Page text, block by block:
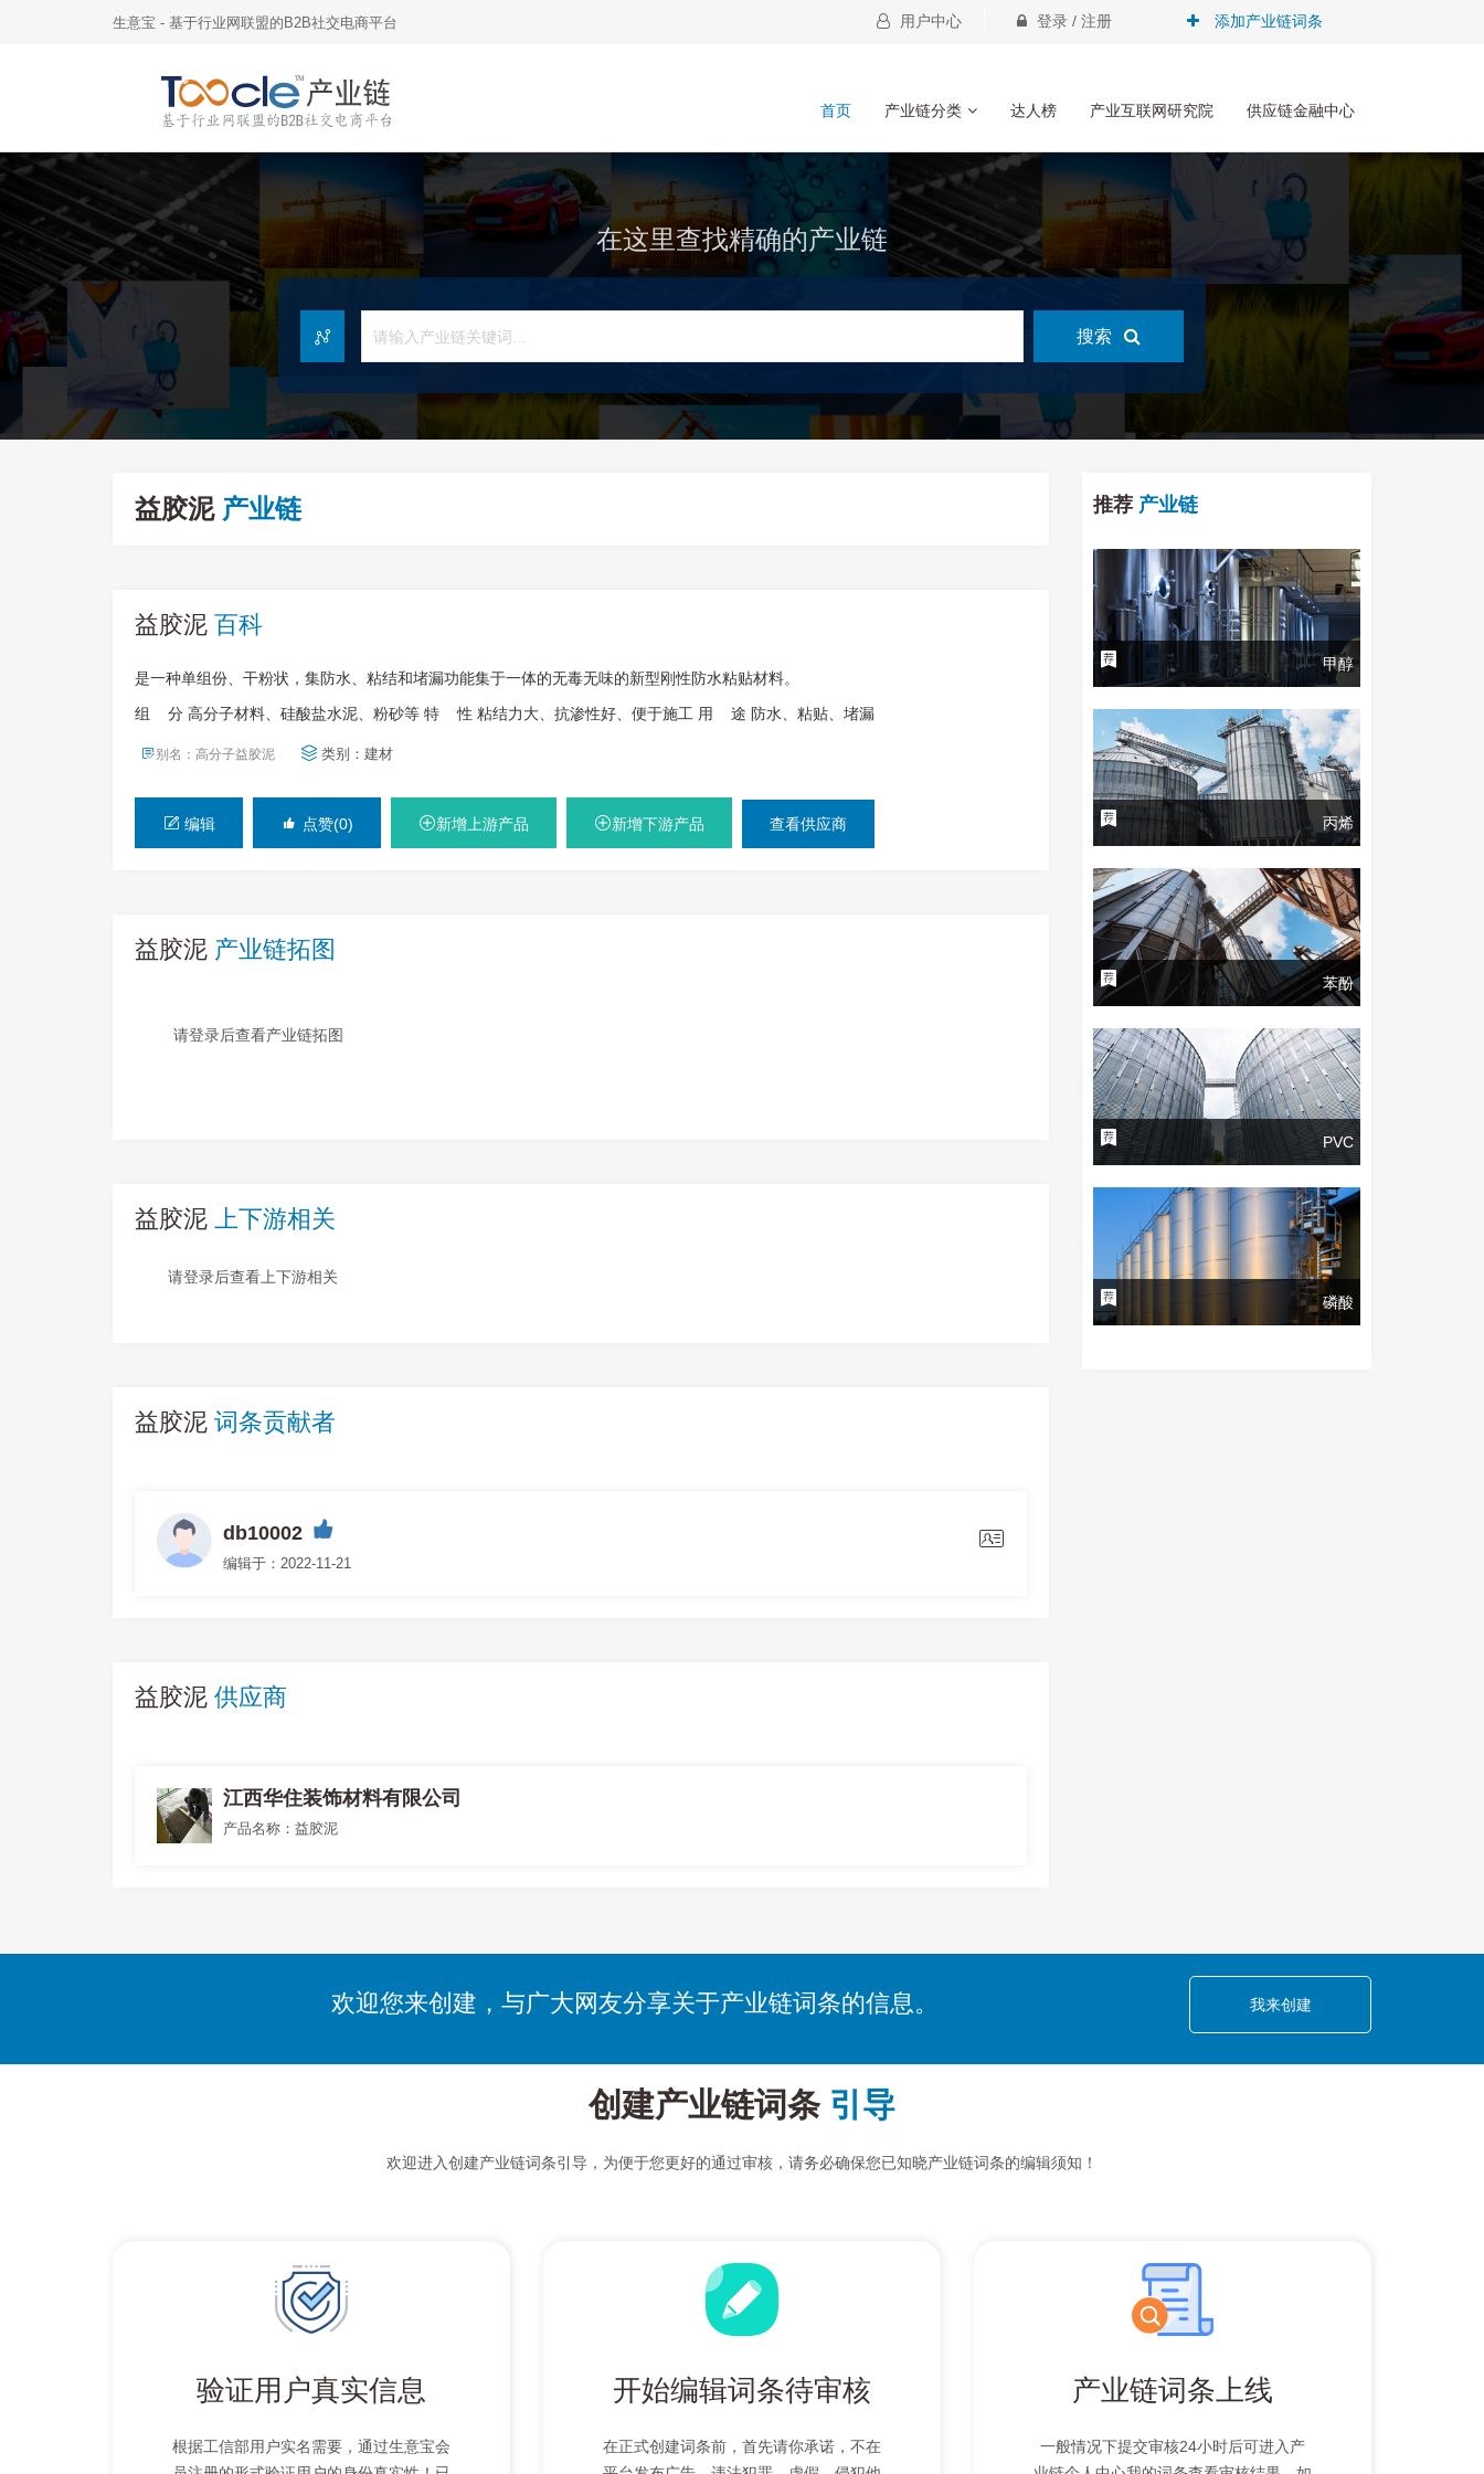
生意宝 - 基于行业网联盟的B2B社交电商平台 用户中心 登录 / 注册 添加产业链词条
首页 产业链分类 达人榜 产业互联网研究院 供应链金融中心
在这里查找精确的产业链
搜索
益胶泥 产业链
益胶泥 百科
是一种单组份、干粉状，集防水、粘结和堵漏功能集于一体的无毒无味的新型刚性防水粘贴材料。
组 分 高分子材料、硅酸盐水泥、粉砂等 特 性 粘结力大、抗渗性好、便于施工 用 途 防水、粘贴、堵漏
别名：高分子益胶泥 类别： 建材
编辑 点赞(0) 新增上游产品 新增下游产品 查看供应商
益胶泥 产业链拓图
请登录后查看产业链拓图
益胶泥 上下游相关
请登录后查看上下游相关
益胶泥 词条贡献者
db10002
编辑于：2022-11-21
益胶泥 供应商
江西华住装饰材料有限公司
产品名称：益胶泥
推荐 产业链
甲醇
丙烯
苯酚
PVC
磷酸
欢迎您来创建，与广大网友分享关于产业链词条的信息。 我来创建
创建产业链词条 引导
欢迎进入创建产业链词条引导，为便于您更好的通过审核，请务必确保您已知晓产业链词条的编辑须知！
验证用户真实信息
根据工信部用户实名需要，通过生意宝会
开始编辑词条待审核
在正式创建词条前，首先请你承诺，不在
产业链词条上线
一般情况下提交审核24小时后可进入产